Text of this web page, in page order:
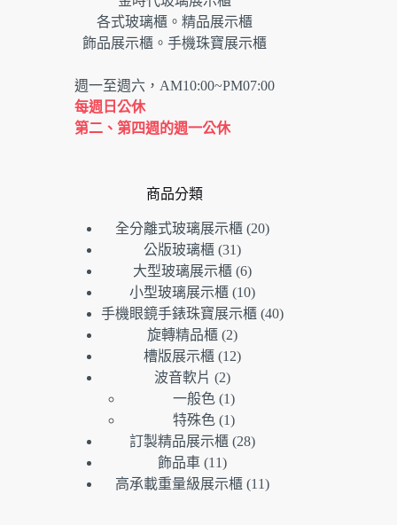
各式玻璃櫃。精品展示櫃
飾品展示櫃。手機珠寶展示櫃
週一至週六，AM10:00~PM07:00
每週日公休
第二、第四週的週一公休
商品分類
全分離式玻璃展示櫃 2020
公版玻璃櫃 3131
個
產
品
大型玻璃展示櫃 66
個
產
小型玻璃展示櫃 1010
個
手機眼鏡手錶珠寶展示櫃 4040
旋轉精品櫃 22
個
品
槽版展示櫃 1212
波音軟片 22
個
產
品
一般色 11
個
產
特殊色 11
個
品
訂製精品展示櫃 2828
產
飾品車 1111
個
高承載重量級展示櫃 1111